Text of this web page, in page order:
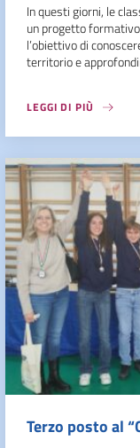
In questi giorni, le
un progetto
l’obiettivo di
territorio e
LEGGI DI PIÙ
Terzo posto al